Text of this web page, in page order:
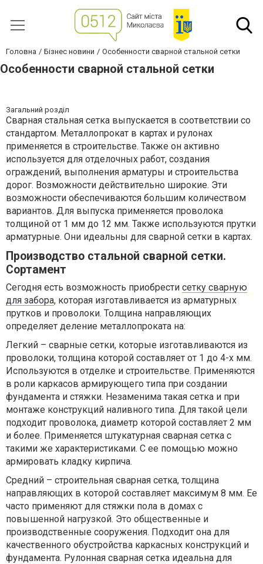
Головна Бізнес новини Особенности сварной стальной сетки
Особенности сварной стальной сетки
Загальний розділ
Сварная стальная сетка выпускается в соответствии со
стандартом. Металлопрокат в картах и рулонах
применяется в строительстве. Также он активно
используется для отделочных работ, создания
ограждений, выполнения арматуры и строительства
дорог. Возможности действительно широкие. Эти
возможности обеспечиваются большим количеством
вариантов. Для выпуска применяется проволока
толщиной от 1 мм до 12 мм. Также используются прутки
арматурные. Они идеальны для сварной сетки в картах.
Производство стальной сварной сетки.
Сортамент
Сегодня есть возможность приобрести сетку сварную
для забора, которая изготавливается из арматурных
прутков и проволоки. Толщина направляющих
определяет деление металлопроката на:
Легкий – сварные сетки, которые изготавливаются из
проволоки, толщина которой составляет от 1 до 4-х мм.
Используются в отделке и строительстве. Применяются
в роли каркасов армирующего типа при создании
фундамента и стяжки. Незаменима такая сетка и при
монтаже конструкций наливного типа. Для такой цели
подходит проволока, диаметр которой составляет 2 мм
и более. Применяется штукатурная сварная сетка с
такими же характеристиками. С ее помощью можно
армировать кладку кирпича.
Средний – строительная сварная сетка, толщина
направляющих в которой составляет максимум 8 мм. Ее
часто применяют для стяжки пола в домах с
повышенной нагрузкой. Это общественные и
производственные сооружения. Подходит она для
качественного обустройства каркасных конструкций и
фундамента. Рулонная сварная сетка идеальна для